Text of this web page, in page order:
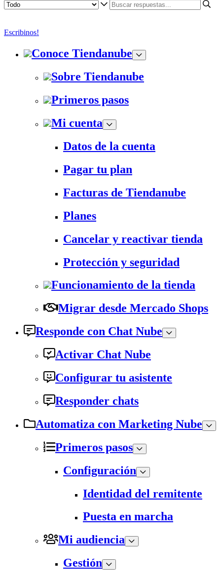
Escribinos!
Conoce Tiendanube
Sobre Tiendanube
Primeros pasos
Mi cuenta
Datos de la cuenta
Pagar tu plan
Facturas de Tiendanube
Planes
Cancelar y reactivar tienda
Protección y seguridad
Funcionamiento de la tienda
Migrar desde Mercado Shops
Responde con Chat Nube
Activar Chat Nube
Configurar tu asistente
Responder chats
Automatiza con Marketing Nube
Primeros pasos
Configuración
Identidad del remitente
Puesta en marcha
Mi audiencia
Gestión